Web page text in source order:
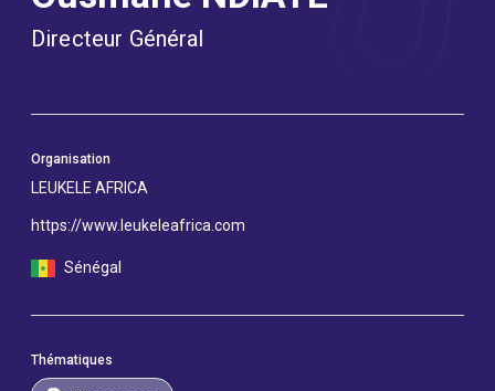
Directeur Général
Organisation
LEUKELE AFRICA
https://www.leukeleafrica.com
Sénégal
Thématiques